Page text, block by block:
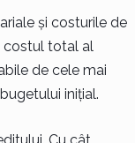
și costurile de
costul total al
de cele mai
inițial.